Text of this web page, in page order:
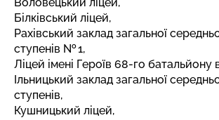
Білківський ліцей,
Рахівський заклад загальної середньої
ступенів № 1,
Ліцей імені Героїв 68-го батальйону
Ільницький заклад загальної середньої
ступенів,
Кушницький ліцей,